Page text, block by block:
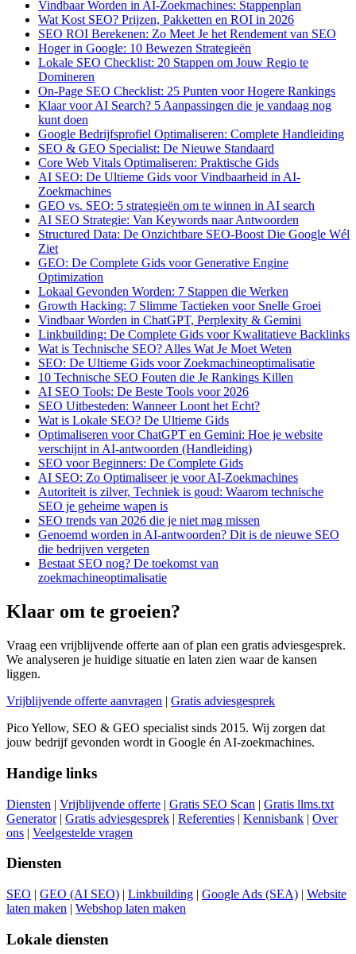
Vindbaar Worden in AI-Zoekmachines: Stappenplan
Wat Kost SEO? Prijzen, Pakketten en ROI in 2026
SEO ROI Berekenen: Zo Meet Je het Rendement van SEO
Hoger in Google: 10 Bewezen Strategieën
Lokale SEO Checklist: 20 Stappen om Jouw Regio te
Domineren
On-Page SEO Checklist: 25 Punten voor Hogere Rankings
Klaar voor AI Search? 5 Aanpassingen die je vandaag nog
kunt doen
Google Bedrijfsprofiel Optimaliseren: Complete Handleiding
SEO & GEO Specialist: De Nieuwe Standaard
Core Web Vitals Optimaliseren: Praktische Gids
AI SEO: De Ultieme Gids voor Vindbaarheid in AI-
Zoekmachines
GEO vs. SEO: 5 strategieën om te winnen in AI search
AI SEO Strategie: Van Keywords naar Antwoorden
Structured Data: De Onzichtbare SEO-Boost Die Google Wél
Ziet
GEO: De Complete Gids voor Generative Engine
Optimization
Lokaal Gevonden Worden: 7 Stappen die Werken
Growth Hacking: 7 Slimme Tactieken voor Snelle Groei
Vindbaar Worden in ChatGPT, Perplexity & Gemini
Linkbuilding: De Complete Gids voor Kwalitatieve Backlinks
Wat is Technische SEO? Alles Wat Je Moet Weten
SEO: De Ultieme Gids voor Zoekmachineoptimalisatie
10 Technische SEO Fouten die Je Rankings Killen
AI SEO Tools: De Beste Tools voor 2026
SEO Uitbesteden: Wanneer Loont het Echt?
Wat is Lokale SEO? De Ultieme Gids
Optimaliseren voor ChatGPT en Gemini: Hoe je website
verschijnt in AI-antwoorden (Handleiding)
SEO voor Beginners: De Complete Gids
AI SEO: Zo Optimaliseer je voor AI-Zoekmachines
Autoriteit is zilver, Techniek is goud: Waarom technische
SEO je geheime wapen is
SEO trends van 2026 die je niet mag missen
Genoemd worden in AI-antwoorden? Dit is de nieuwe SEO
die bedrijven vergeten
Bestaat SEO nog? De toekomst van
zoekmachineoptimalisatie
Klaar om te groeien?
Vraag een vrijblijvende offerte aan of plan een gratis adviesgesprek.
We analyseren je huidige situatie en laten zien waar de kansen
liggen.
Vrijblijvende offerte aanvragen | Gratis adviesgesprek
Pico Yellow, SEO & GEO specialist sinds 2015. Wij zorgen dat
jouw bedrijf gevonden wordt in Google én AI-zoekmachines.
Handige links
Diensten | Vrijblijvende offerte | Gratis SEO Scan | Gratis llms.txt
Generator| Gratis adviesgesprek | Referenties | Kennisbank | Over
ons | Veelgestelde vragen
Diensten
SEO | GEO (AI SEO) | Linkbuilding | Google Ads (SEA) | Website
laten maken | Webshop laten maken
Lokale diensten